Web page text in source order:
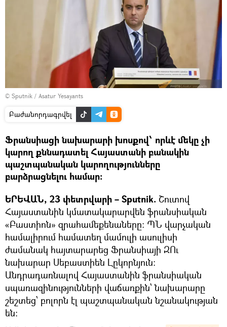
© Sputnik / Asatur Yesayants
Բաժանորդագրվել
Ֆրանսիացի նախարարի խոսքով՝ որևէ մեկը չի
կարող քննադատել Հայաստանի բանակին
պաշտպանական կարողությունները
բարձրացնելու համար։
ԵՐԵՎԱՆ, 23 փետրվարի – Sputnik. Շուտով
Հայաստանին կմատակարարվեն ֆրանսիական
«Բաստիոն» զրահամեքենաները։ ՊՆ վարչական
համալիրում համատեղ մամուլի ասուլիսի
ժամանակ հայտարարեց Ֆրանսիայի ԶՈւ
նախարար Սեբաստիեն Լըկորնյուն։
Անդրադառնալով Հայաստանին ֆրանսիական
սպառազինությունների վաճառքին՝ նախարարը
շեշտեց՝ բոլորն էլ պաշտպանական նշանակության
են։